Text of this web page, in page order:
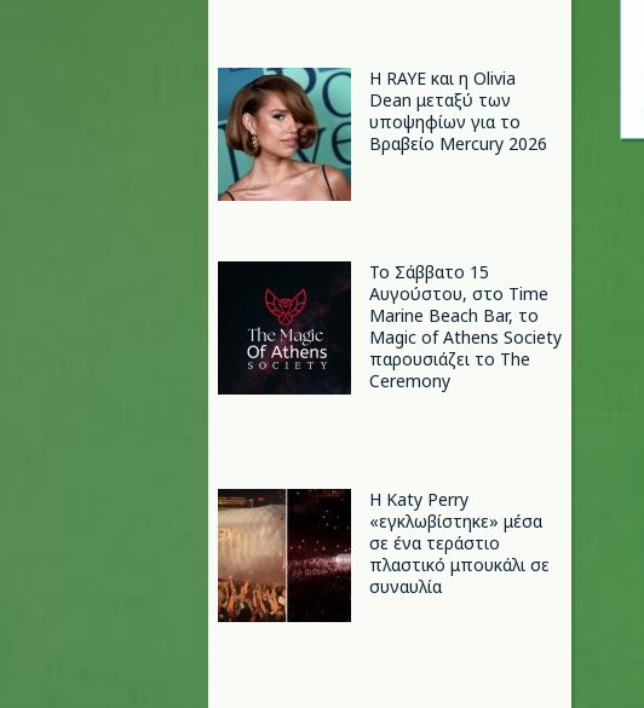
Η RAYE και η Olivia
Dean μεταξύ των
υποψηφίων για το
Βραβείο Mercury 2026
Το Σάββατο 15
Αυγούστου, στο Time
Marine Beach Bar, το
Magic of Athens Society
παρουσιάζει το The
Ceremony
H Katy Perry
«εγκλωβίστηκε» μέσα
σε ένα τεράστιο
πλαστικό μπουκάλι σε
συναυλία